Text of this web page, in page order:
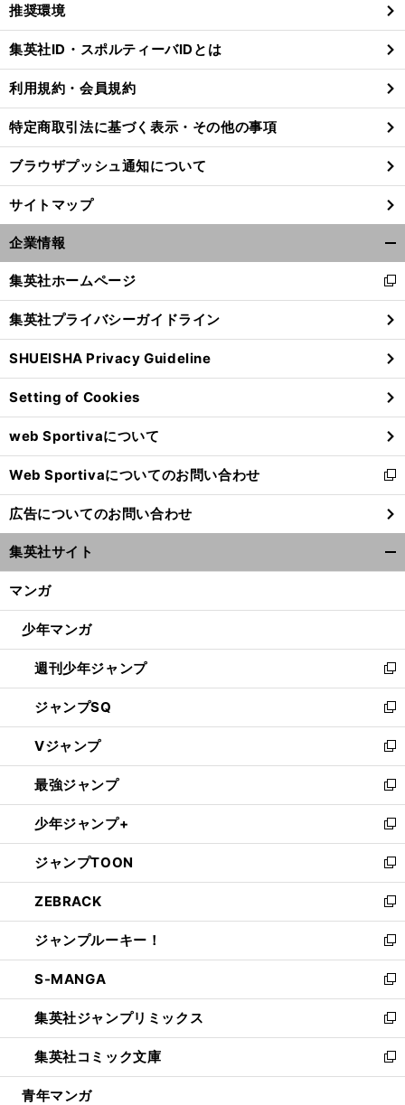
閉
る
推奨環境
集英社ID・スポルティーバIDとは
利用規約・会員規約
特定商取引法に基づく表示・その他の事項
ブラウザプッシュ通知について
サイトマップ
企業情報
閉
る
集英社ホームページ
新
し
い
ウ
ィ
ン
ド
ウ
で
開
く
集英社プライバシーガイドライン
SHUEISHA Privacy Guideline
Setting of Cookies
web Sportivaについて
Web Sportivaについてのお問い合わせ
新
し
い
ウ
ィ
ン
ウ
開
く
広告についてのお問い合わせ
集英社サイト
マンガ
少年マンガ
週刊少年ジャンプ
新
し
い
ウ
ィ
ン
ド
ウ
で
開
く
ジャンプSQ
新
し
い
ウ
ィ
ン
ド
ウ
で
開
く
Vジャンプ
新
し
い
ウ
ィ
ン
ド
ウ
で
開
く
最強ジャンプ
新
し
い
ウ
ィ
ン
ド
ウ
で
開
く
少年ジャンプ+
新
し
い
ウ
ィ
ン
ド
ウ
で
開
く
ジャンプTOON
新
し
い
ウ
ィ
ン
ド
ウ
で
開
く
ZEBRACK
新
し
い
ウ
ィ
ン
ド
ウ
で
開
ジャンプルーキー！
新
し
い
ウ
ィ
ン
ド
ウ
S-MANGA
新
し
い
ウ
ィ
ン
集英社ジャンプリミックス
新
し
い
ウ
集英社コミック文庫
新
し
青年マンガ